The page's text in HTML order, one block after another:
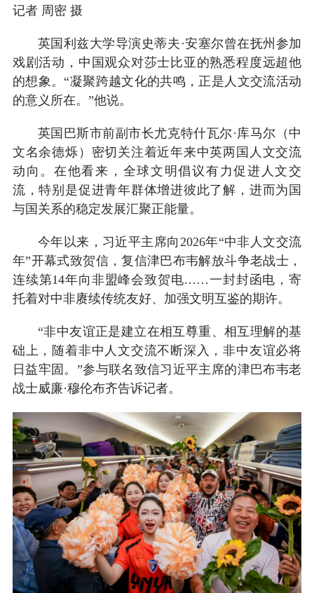
记者 周密 摄
英国利兹大学导演史蒂夫·安塞尔曾在抚州参加
戏剧活动，中国观众对莎士比亚的熟悉程度远超他
的想象。“凝聚跨越文化的共鸣，正是人文交流活动
的意义所在。”他说。
英国巴斯市前副市长尤克特什瓦尔·库马尔（中
文名余德烁）密切关注着近年来中英两国人文交流
动向。在他看来，全球文明倡议有力促进人文交
流，特别是促进青年群体增进彼此了解，进而为国
与国关系的稳定发展汇聚正能量。
今年以来，习近平主席向2026年“中非人文交流
年”开幕式致贺信，复信津巴布韦解放斗争老战士，
连续第14年向非盟峰会致贺电……一封封函电，寄
托着对中非赓续传统友好、加强文明互鉴的期许。
“非中友谊正是建立在相互尊重、相互理解的基
础上，随着非中人文交流不断深入，非中友谊必将
日益牢固。”参与联名致信习近平主席的津巴布韦老
战士威廉·穆伦布齐告诉记者。